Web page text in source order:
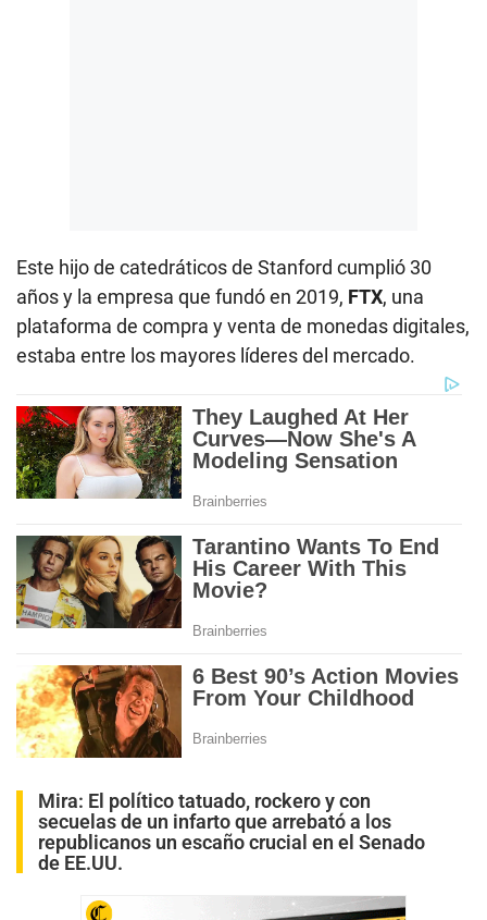
Este hijo de catedráticos de Stanford cumplió 30
años y la empresa que fundó en 2019, FTX, una
plataforma de compra y venta de monedas digitales,
estaba entre los mayores líderes del mercado.
Mira: El político tatuado, rockero y con
secuelas de un infarto que arrebató a los
republicanos un escaño crucial en el Senado
de EE.UU.